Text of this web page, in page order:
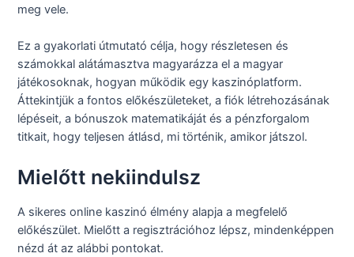
meg vele.
Ez a gyakorlati útmutató célja, hogy részletesen és
számokkal alátámasztva magyarázza el a magyar
játékosoknak, hogyan működik egy kaszinóplatform.
Áttekintjük a fontos előkészületeket, a fiók létrehozásának
lépéseit, a bónuszok matematikáját és a pénzforgalom
titkait, hogy teljesen átlásd, mi történik, amikor játszol.
Mielőtt nekiindulsz
A sikeres online kaszinó élmény alapja a megfelelő
előkészület. Mielőtt a regisztrációhoz lépsz, mindenképpen
nézd át az alábbi pontokat.